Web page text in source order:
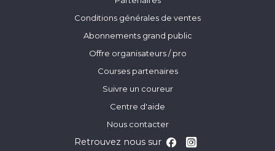
Conditions générales de ventes
Abonnements grand public
Offre organisateurs / pro
Courses partenaires
Suivre un coureur
Centre d'aide
Nous contacter
Retrouvez nous sur